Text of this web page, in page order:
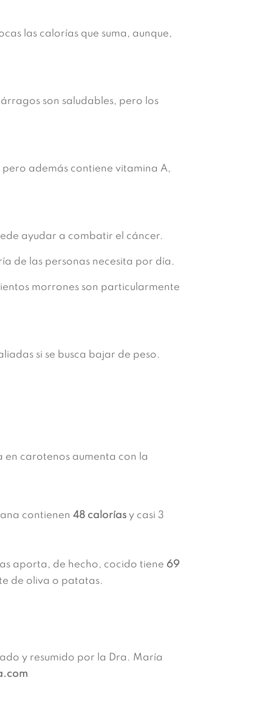
las calorías que suma, aunque,
son saludables, pero los
pero además contiene vitamina A,
ayudar a combatir el cáncer.
de las personas necesita por día.
morrones son particularmente
si se busca bajar de peso.
en carotenos aumenta con la
contienen 48 caloríasy casi 3
aporta, de hecho, cocido tiene 69
de oliva o patatas.
y resumido por la Dra. María